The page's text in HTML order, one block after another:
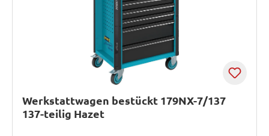
Werkstattwagen bestückt 179NX-7/137
137-teilig Hazet